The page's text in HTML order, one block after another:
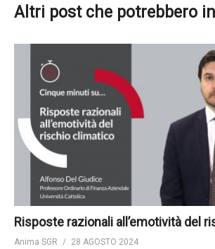
Altri post che potrebbero
Risposte razionali all’emotività del
Anima SGR 28 AGOSTO 2024